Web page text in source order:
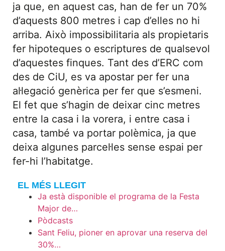
ja que, en aquest cas, han de fer un 70%
d’aquests 800 metres i cap d’elles no hi
arriba. Això impossibilitaria als propietaris
fer hipoteques o escriptures de qualsevol
d’aquestes finques. Tant des d’ERC com
des de CiU, es va apostar per fer una
al·legació genèrica per fer que s’esmeni.
El fet que s’hagin de deixar cinc metres
entre la casa i la vorera, i entre casa i
casa, també va portar polèmica, ja que
deixa algunes parcel·les sense espai per
fer-hi l’habitatge.
EL MÉS LLEGIT
Ja està disponible el programa de la Festa
Major de…
Pòdcasts
Sant Feliu, pioner en aprovar una reserva del
30%…